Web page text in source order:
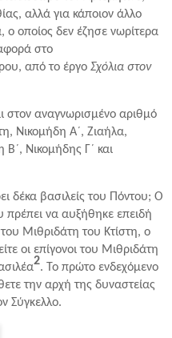
αλλά για κάποιον άλλο
ο οποίος δεν έζησε νωρίτερα
στο
από το έργο Σχόλια στον
στον αναγνωρισμένο αριθμό
Νικομήδη Α´, Ζιαήλα,
Β´, Νικομήδης Γ´ και
δέκα βασιλείς του Πόντου; Ο
να αυξήθηκε επειδή
Μιθριδάτη του Κτίστη, ο
οι επίγονοι του Μιθριδάτη
2. Το πρώτο ενδεχόμενο
την αρχή της δυναστείας
Σύγκελλο.